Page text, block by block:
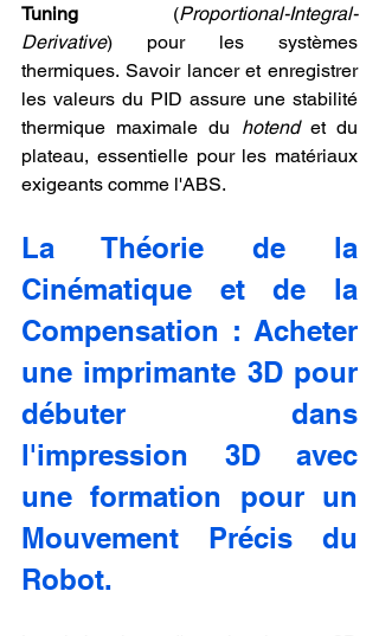
Tuning (Proportional-Integral-
Derivative) pour les systèmes
thermiques. Savoir lancer et enregistrer
les valeurs du PID assure une stabilité
thermique maximale du hotend et du
plateau, essentielle pour les matériaux
exigeants comme l'ABS.
La Théorie de la
Cinématique et de la
Compensation : Acheter
une imprimante 3D pour
débuter dans
l'impression 3D avec
une formation pour un
Mouvement Précis du
Robot.